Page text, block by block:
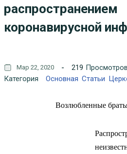
распространением
коронавирусной
Мар 22, 2020 219 Просмотров
Категория
Основная Статьи
Возлюбленные